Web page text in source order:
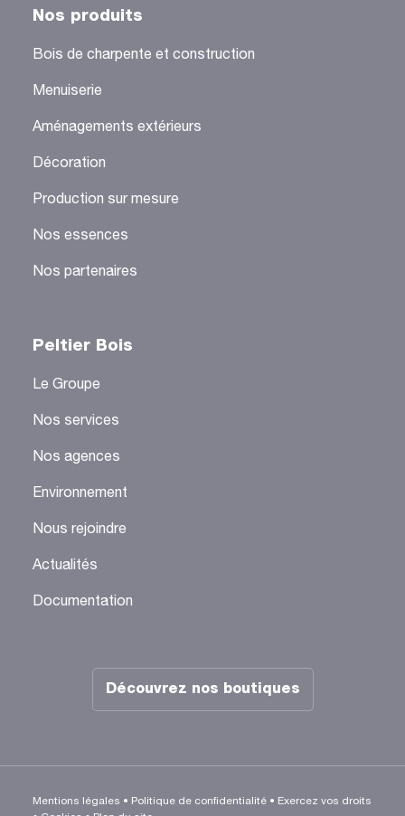
Nos produits
Bois de charpente et construction
Menuiserie
Aménagements extérieurs
Décoration
Production sur mesure
Nos essences
Nos partenaires
Peltier Bois
Le Groupe
Nos services
Nos agences
Environnement
Nous rejoindre
Actualités
Documentation
Découvrez nos boutiques
Mentions légales • Politique de confidentialité• Exercez vos droits